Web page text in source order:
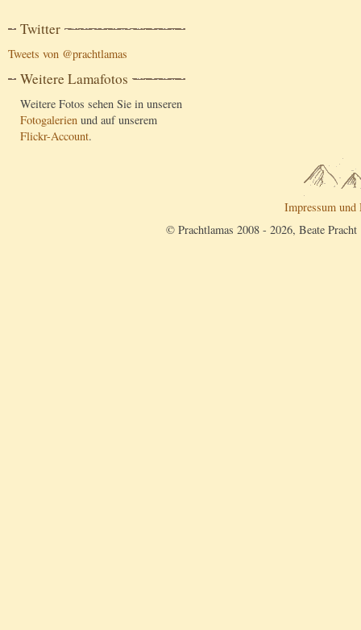
Twitter
Tweets von @prachtlamas
Weitere Lamafotos
Weitere Fotos sehen Sie in unseren
Fotogalerien und auf unserem
Flickr-Account.
Impressum und
© Prachtlamas 2008 - 2026, Beate Pracht